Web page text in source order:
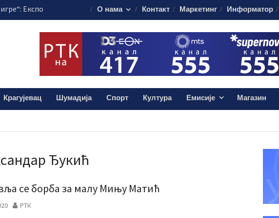
Експо
о раду: Шта
факултетима
почиње
100 година
О нама Контакт Маркетинг Информатор
Крагујевац Шумадија Спорт Култура Емисије Магазин
Ђукић
се борба за малу Мињу Матић
РТК